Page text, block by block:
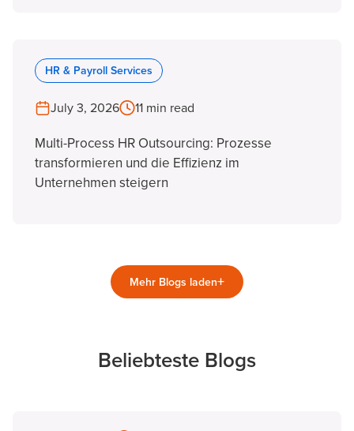
HR & Payroll Services
July 3, 2026 11 min read
Multi-Process HR Outsourcing: Prozesse
transformieren und die Effizienz im
Unternehmen steigern
Mehr Blogs laden+
Beliebteste Blogs